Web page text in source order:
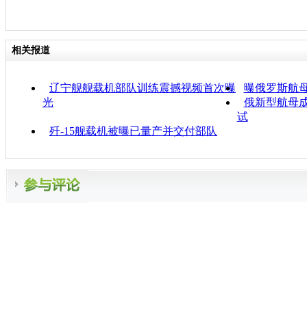
相关报道
辽宁舰舰载机部队训练震撼视频首次曝
光
曝俄罗斯航
俄新型航母
试
歼-15舰载机被曝已量产并交付部队